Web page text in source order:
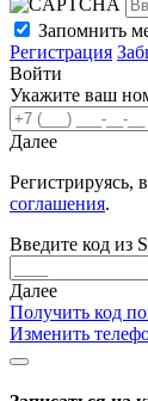
Запомнить
Регистрация
Войти
Укажите ваш
Далее
Регистрируясь,
соглашения.
Введите код из
Далее
Получить код
Изменить